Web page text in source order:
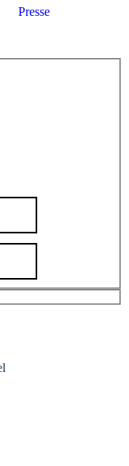
Presse